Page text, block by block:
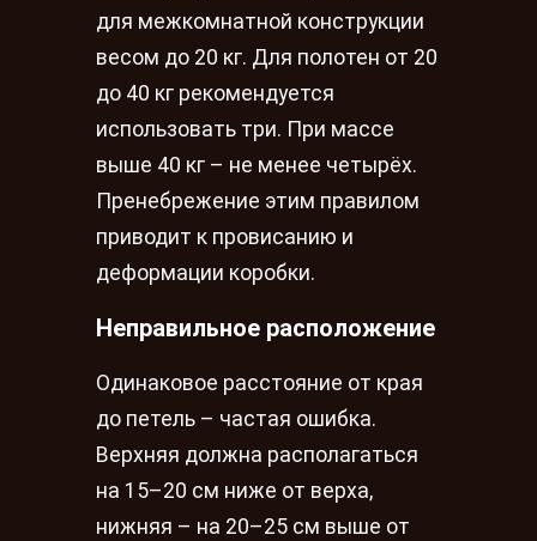
для межкомнатной конструкции
весом до 20 кг. Для полотен от 20
до 40 кг рекомендуется
использовать три. При массе
выше 40 кг – не менее четырёх.
Пренебрежение этим правилом
приводит к провисанию и
деформации коробки.
Неправильное расположение
Одинаковое расстояние от края
до петель – частая ошибка.
Верхняя должна располагаться
на 15–20 см ниже от верха,
нижняя – на 20–25 см выше от